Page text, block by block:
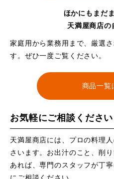
ほかにもまだ
天満屋商店の
家庭用から業務用まで、厳選
す。ぜひ一度ご覧ください。
商品一覧
お気軽にご相談ください
天満屋商店には、プロの料理
さいます。お出汁のこと、削
あれば、専門のスタッフが丁